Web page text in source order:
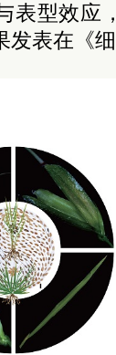
表型效应
表在《细